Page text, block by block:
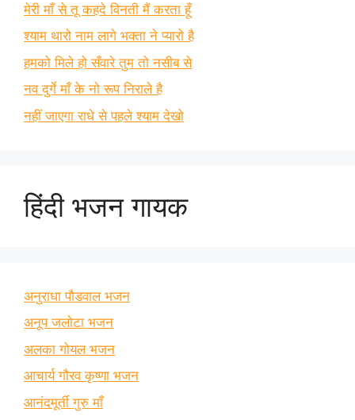
मेरी माँ से तू कहदे विनती मैं करता हूँ
श्याम थारो नाम लागे भक्ता ने प्यारो है
हमको मिले हो सँवारे तुम तो नसीब से
नव दुर्गे माँ के नो रूप निराले है
नहीं जाएगा राधे से पहले श्याम देखो
हिंदी भजन गायक
अनुराधा पौडवाल भजन
अनूप जलोटा भजन
अलका गोयल भजन
आचार्य गौरव कृष्णा भजन
आनंदमूर्ती गुरु माँ